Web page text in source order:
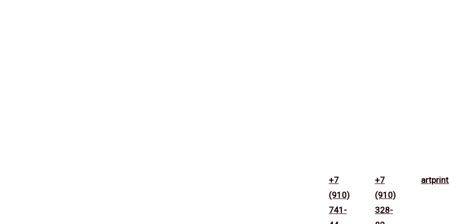
+7
(910)
741-
+7
(910)
328-